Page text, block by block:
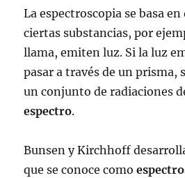
La espectroscopia se basa
ciertas substancias, por
llama, emiten luz. Si la luz
pasar a través de un prisma,
un conjunto de radiaciones
espectro.
Bunsen y Kirchhoff
que se conoce como